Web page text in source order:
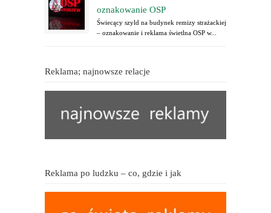
oznakowanie OSP
Świecący szyld na budynek remizy strażackiej
– oznakowanie i reklama świetlna OSP w...
Reklama; najnowsze relacje
Reklama po ludzku – co, gdzie i jak